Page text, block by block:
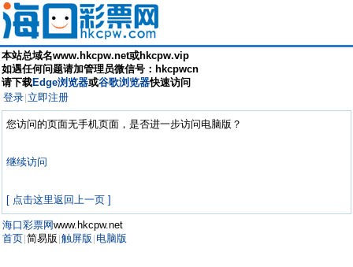
本站总域名www.hkcpw.net或hkcpw.vip
如遇任何问题请加管理员微信号：hkcpwcn
请下载Edge浏览器或谷歌浏览器快速访问
登录 立即注册
您访问的页面无手机页面，是否进一步访问电脑版？
继续访问
[ 点击这里返回上一页 ]
海口彩票网www.hkcpw.net
首页 简易版 触屏版 电脑版